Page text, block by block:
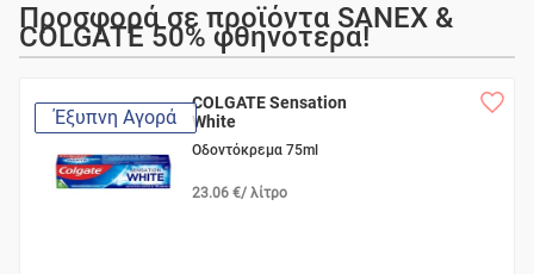
Προσφορά σε προϊόντα SANEX &
COLGATE 50% φθηνότερα!
Έξυπνη Αγορά
COLGATE Sensation
White
Οδοντόκρεμα 75ml
23.06 €/ λίτρο